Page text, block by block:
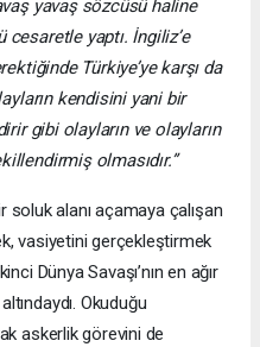
yavaş sözcüsü haline
yaptı. İngiliz’e
Türkiye’ye karşı da
kendisini yani bir
gibi olayların ve olayların
olmasıdır.”
soluk alanı açamaya çalışan
vasiyetini gerçekleştirmek
Dünya Savaşı’nın en ağır
Okuduğu
askerlik görevini de